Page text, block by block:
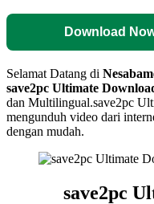
Download
Selamat Datang di
save2pc Ultimate
dan Multilingual.save2pc
mengunduh video dari
dengan mudah.
save2pc